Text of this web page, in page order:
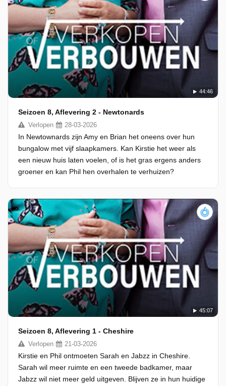
44:46
Seizoen 8, Aflevering 2 - Newtonards
Verlopen 28-03-2026
In Newtownards zijn Amy en Brian het oneens over hun
bungalow met vijf slaapkamers. Kan Kirstie het weer als
een nieuw huis laten voelen, of is het gras ergens anders
groener en kan Phil hen overhalen te verhuizen?
45:07
Seizoen 8, Aflevering 1 - Cheshire
Verlopen 21-03-2026
Kirstie en Phil ontmoeten Sarah en Jabzz in Cheshire.
Sarah wil meer ruimte en een tweede badkamer, maar
Jabzz wil niet meer geld uitgeven. Blijven ze in hun huidige